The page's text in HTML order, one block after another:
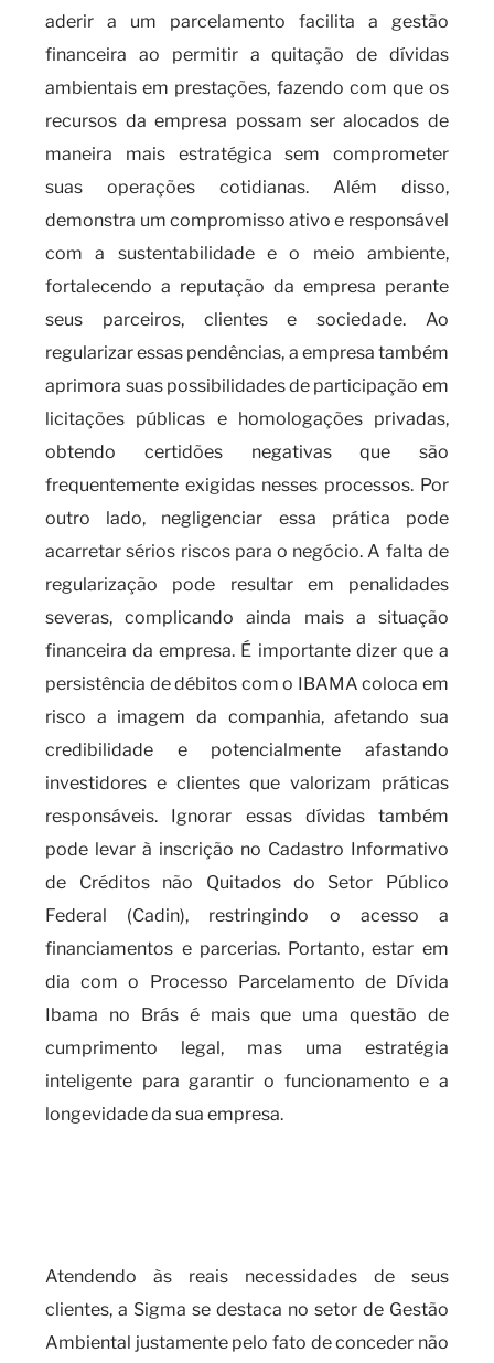
aderir a um parcelamento facilita a gestão
financeira ao permitir a quitação de dívidas
ambientais em prestações, fazendo com que os
recursos da empresa possam ser alocados de
maneira mais estratégica sem comprometer
suas operações cotidianas. Além disso,
demonstra um compromisso ativo e responsável
com a sustentabilidade e o meio ambiente,
fortalecendo a reputação da empresa perante
seus parceiros, clientes e sociedade. Ao
regularizar essas pendências, a empresa também
aprimora suas possibilidades de participação em
licitações públicas e homologações privadas,
obtendo certidões negativas que são
frequentemente exigidas nesses processos. Por
outro lado, negligenciar essa prática pode
acarretar sérios riscos para o negócio. A falta de
regularização pode resultar em penalidades
severas, complicando ainda mais a situação
financeira da empresa. É importante dizer que a
persistência de débitos com o IBAMA coloca em
risco a imagem da companhia, afetando sua
credibilidade e potencialmente afastando
investidores e clientes que valorizam práticas
responsáveis. Ignorar essas dívidas também
pode levar à inscrição no Cadastro Informativo
de Créditos não Quitados do Setor Público
Federal (Cadin), restringindo o acesso a
financiamentos e parcerias. Portanto, estar em
dia com o Processo Parcelamento de Dívida
Ibama no Brás é mais que uma questão de
cumprimento legal, mas uma estratégia
inteligente para garantir o funcionamento e a
longevidade da sua empresa.
Atendendo às reais necessidades de seus
clientes, a Sigma se destaca no setor de Gestão
Ambiental justamente pelo fato de conceder não